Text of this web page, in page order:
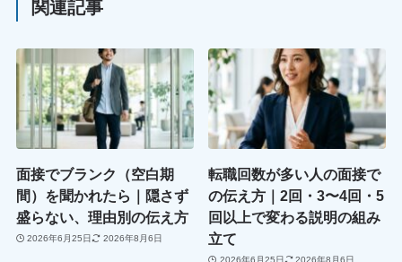
関連記事
面接でブランク（空白期
間）を聞かれたら｜隠さず
盛らない、理由別の伝え方
2026年6月25日 2026年8月6日
転職回数が多い人の面接で
の伝え方｜2回・3〜4回・5
回以上で変わる説明の組み
立て
2026年6月25日 2026年8月6日